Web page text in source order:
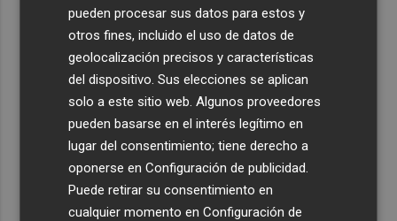
pueden procesar sus datos para estos y
otros fines, incluido el uso de datos de
geolocalización precisos y características
del dispositivo. Sus elecciones se aplican
solo a este sitio web. Algunos proveedores
pueden basarse en el interés legítimo en
lugar del consentimiento; tiene derecho a
oponerse enConfiguración de publicidad.
Puede retirar su consentimiento en
cualquier momento enConfiguración de